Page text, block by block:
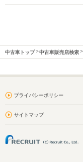
中古車トップ 中古車販売店検索
プライバシーポリシー
サイトマップ